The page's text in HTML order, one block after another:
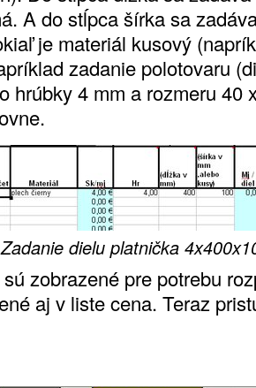
A do stĺpca šírka sa
je materiál kusový
zadanie polotovaru
hrúbky 4 mm a rozmeru 40
Zadanie dielu platnička
zobrazené pre potrebu
aj v liste cena. Teraz